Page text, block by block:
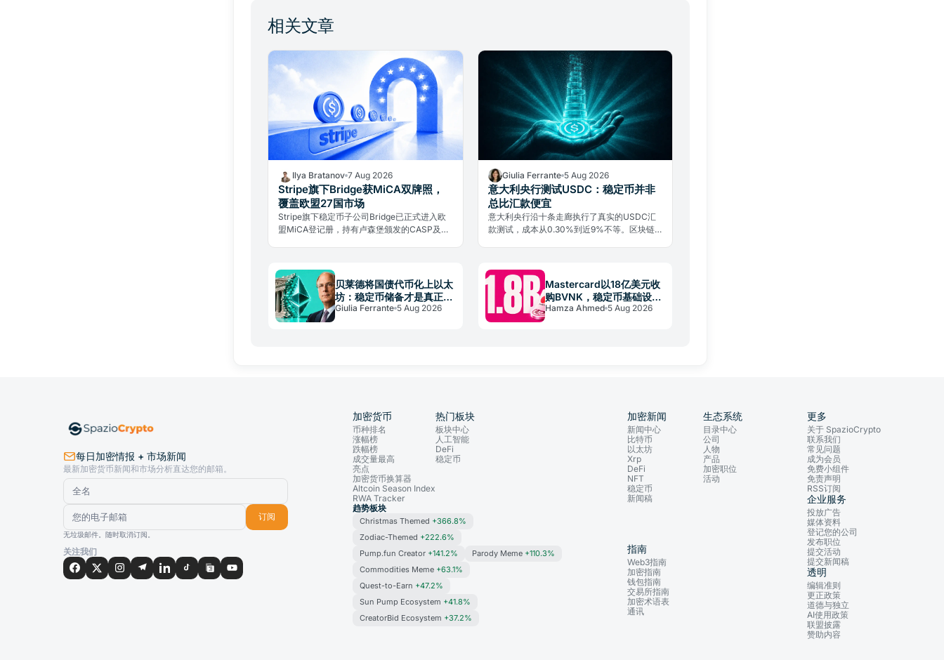
相关文章
Ilya Bratanov 7 Aug 2026
Stripe旗下Bridge获MiCA双牌照，
覆盖欧盟27国市场
Stripe旗下稳定币子公司Bridge已正式进入欧
盟MiCA登记册，持有卢森堡颁发的CASP及
Giulia Ferrante 5 Aug 2026
意大利央行测试USDC：稳定币并非
总比汇款便宜
意大利央行沿十条走廊执行了真实的USDC汇
款测试，成本从0.30%到近9%不等。区块链
贝莱德将国债代币化上以太
坊：稳定币储备才是真正战
场
Giulia Ferrante 5 Aug 2026
Mastercard以18亿美元收
购BVNK，稳定币基础设施
战略升级
Hamza Ahmed 5 Aug 2026
每日加密情报 + 市场新闻
最新加密货币新闻和市场分析直达您的邮箱。
订阅
无垃圾邮件。随时取消订阅。
关注我们
加密货币
币种排名
涨幅榜
跌幅榜
成交量最高
亮点
加密货币换算器
Altcoin Season Index
RWA Tracker
热门板块
板块中心
人工智能
DeFi
稳定币
趋势板块
Christmas Themed +366.8%
Zodiac-Themed +222.6%
Pump.fun Creator +141.2% Parody Meme +110.3%
Commodities Meme +63.1%
Quest-to-Earn +47.2%
Sun Pump Ecosystem +41.8%
CreatorBid Ecosystem +37.2%
加密新闻
新闻中心
比特币
以太坊
Xrp
DeFi
NFT
稳定币
新闻稿
生态系统
目录中心
公司
人物
产品
加密职位
活动
指南
Web3指南
加密指南
钱包指南
交易所指南
加密术语表
通讯
更多
关于 SpazioCrypto
联系我们
常见问题
成为会员
免费小组件
免责声明
RSS订阅
企业服务
投放广告
媒体资料
登记您的公司
发布职位
提交活动
提交新闻稿
透明
编辑准则
更正政策
道德与独立
AI使用政策
联盟披露
赞助内容